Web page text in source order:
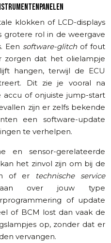
klokken of LCD-displays
grotere rol in de weergave
Een software-glitch of fout
zorgen dat het olielampje
hangen, terwijl de ECU
Dit zie je vooral na
accu of onjuiste jump-start
zijn er zelfs bekende
een software-update
te verhelpen.
en sensor-gerelateerde
het zinvol zijn om bij de
of er
technische service
over jouw type
of update
of BCM lost dan vaak de
op, zonder dat er
vervangen.